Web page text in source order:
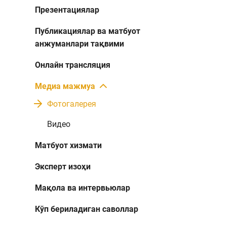
Презентациялар
Публикациялар ва матбуот
анжуманлари тақвими
Онлайн трансляция
Медиа мажмуа
Фотогалерея
Видео
Матбуот хизмати
Эксперт изоҳи
Мақола ва интервьюлар
Кўп бериладиган саволлар